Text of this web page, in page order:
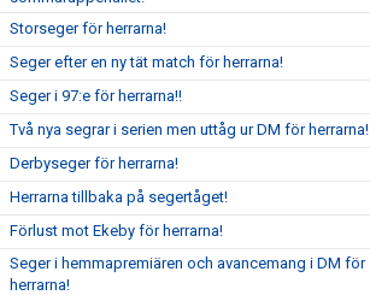
Storseger för herrarna!
Seger efter en ny tät match för herrarna!
Seger i 97:e för herrarna!!
Två nya segrar i serien men uttåg ur DM för herrarna!
Derbyseger för herrarna!
Herrarna tillbaka på segertåget!
Förlust mot Ekeby för herrarna!
Seger i hemmapremiären och avancemang i DM för
herrarna!